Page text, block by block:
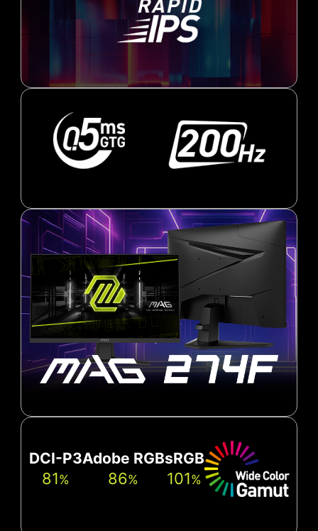
DCI-P3
81%
Adobe RGB
86%
sRGB
101%